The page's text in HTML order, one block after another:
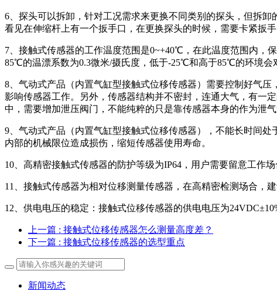
6、探头可以拆卸，针对工况需求来更换不同类别的探头，但拆
看见在伸缩杆上有一个扳手口，在更换探头的时候，需要卡紧扳
7、接触式传感器的工作温度范围是0~+40℃，在此温度范围内，
85℃的温漂系数为0.3微米/摄氏度，低于-25℃和高于85℃的环境会
8、气动式产品（内置气缸型接触式位移传感器）需要控制好气
影响传感器工作。另外，传感器结构并不密封，连通大气，有一
中，需要增加泄压阀门，不能纯粹的只是靠传感器本身的作为泄
9、气动式产品（内置气缸型接触式位移传感器），不能长时间
内部的机械限位造成损伤，缩短传感器使用寿命。
10、高精密接触式传感器的防护等级为IP64，用户需要留意工作场
11、接触式传感器为相对位移测量传感器，在高精密检测场合，
12、供电电压的稳定：接触式位移传感器的供电电压为
上一篇 : 接触式位移传感器怎么测量高度差？
下一篇 : 接触式位移传感器的选型重点
新闻动态